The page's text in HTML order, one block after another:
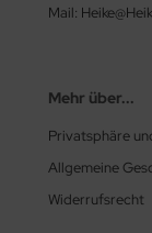
Mail:
Mehr über...
Privatsphäre
Allgemeine
Widerrufsrecht